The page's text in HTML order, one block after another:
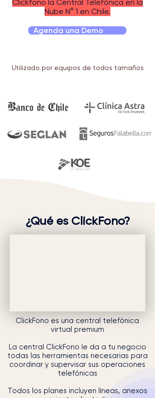
Clickfono la Central Telefónica en la
Nube N° 1 en Chile.
Agenda una Demo
Utilizado por equipos de todos tamaños
¿Qué es ClickFono?
ClickFono es una central telefónica
virtual premium
La central ClickFono le da a tu negocio
todas las herramientas necesarias para
coordinar y supervisar sus operaciones
telefónicas
Todos los planes incluyen líneas, anexos